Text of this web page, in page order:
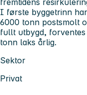
fremtidens
I første byggetrinn
6000 tonn postsmolt
fullt utbygd,
tonn laks årlig.
Sektor
Privat